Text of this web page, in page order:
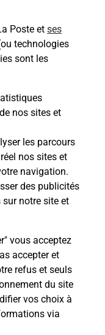
Poste et ses
technologies
sont les
nos sites et
les parcours
nos sites et
navigation.
des publicités
sur notre site et
vous acceptez
accepter et
refus et seuls
du site
vos choix à
via